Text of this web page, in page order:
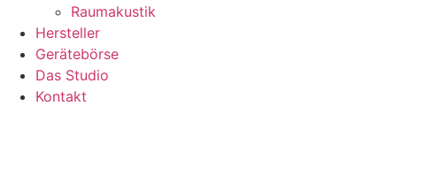
Raumakustik
Hersteller
Gerätebörse
Das Studio
Kontakt